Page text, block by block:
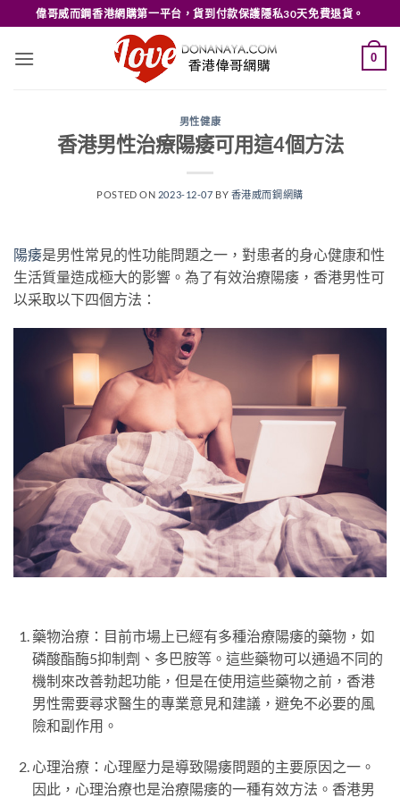
to
content
偉哥威而鋼香港網購第一平台，貨到付款保護隱私30天免費退貨。
0
男性健康
香港男性治療陽痿可用這4個方法
POSTED ON 2023-12-07 BY 香港威而鋼網購
陽痿是男性常見的性功能問題之一，對患者的身心健康和性
生活質量造成極大的影響。為了有效治療陽痿，香港男性可
以采取以下四個方法：
藥物治療：目前市場上已經有多種治療陽痿的藥物，如
磷酸酯酶5抑制劑、多巴胺等。這些藥物可以通過不同的
機制來改善勃起功能，但是在使用這些藥物之前，香港
男性需要尋求醫生的專業意見和建議，避免不必要的風
險和副作用。
心理治療：心理壓力是導致陽痿問題的主要原因之一。
因此，心理治療也是治療陽痿的一種有效方法。香港男